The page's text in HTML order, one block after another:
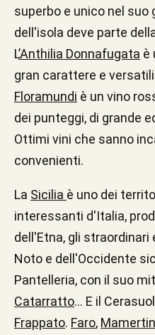
superbo e unico nel suo
dell'isola deve parte
L’Anthilia Donnafugata è
gran carattere e
Floramundi è un vino
dei punteggi, di grande
Ottimi vini che sanno
convenienti.
La Sicilia è uno dei
interessanti d'Italia,
dell'Etna, gli straordinari
Noto e dell'Occidente
Pantelleria, con il suo
Catarratto... E il
Frappato. Faro,